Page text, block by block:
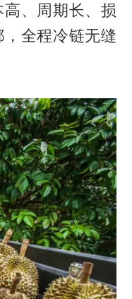
、周期长、损
全程冷链无缝